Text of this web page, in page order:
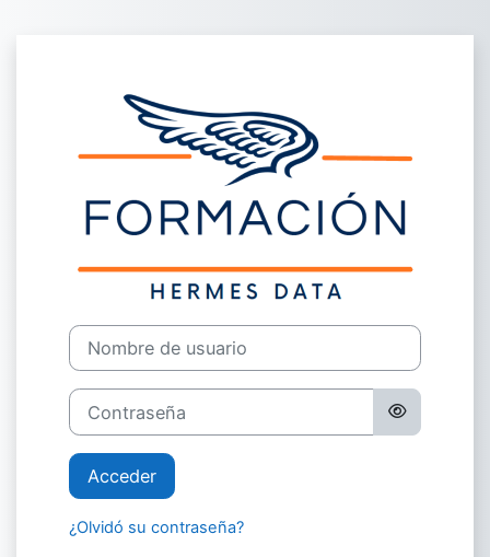
Entrar a
Nombre de usuario
Contraseña
Acceder
¿Olvidó su contraseña?